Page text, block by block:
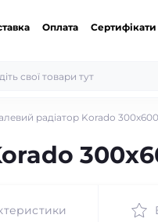
Оплата Сертифікати
радіатор Korado